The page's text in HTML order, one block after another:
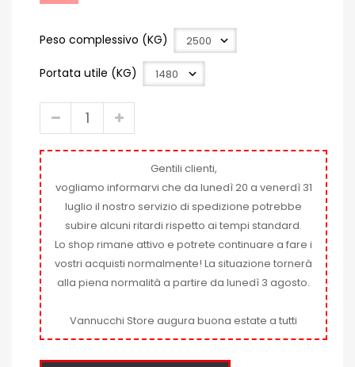
Peso complessivo (KG)
Portata utile (KG)
Gentili clienti,
vogliamo informarvi che da lunedì 20 a venerdì 31
luglio il nostro servizio di spedizione potrebbe
subire alcuni ritardi rispetto ai tempi standard.
Lo shop rimane attivo e potrete continuare a fare i
vostri acquisti normalmente! La situazione tornerà
alla piena normalità a partire da lunedì 3 agosto.
Vannucchi Store augura buona estate a tutti